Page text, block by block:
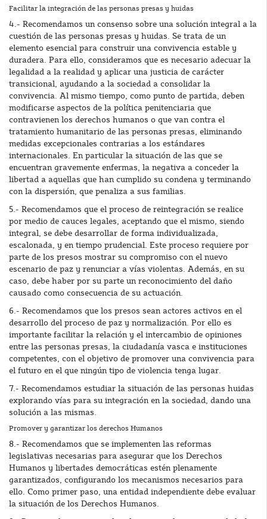
Facilitar la integración de las personas presas y huidas
4.- Recomendamos un consenso sobre una solución integral a la
cuestión de las personas presas y huidas. Se trata de un
elemento esencial para construir una convivencia estable y
duradera. Para ello, consideramos que es necesario adecuar la
legalidad a la realidad y aplicar una justicia de carácter
transicional, ayudando a la sociedad a consolidar la
convivencia. Al mismo tiempo, como punto de partida, deben
modificarse aspectos de la política penitenciaria que
contravienen los derechos humanos o que van contra el
tratamiento humanitario de las personas presas, eliminando
medidas excepcionales contrarias a los estándares
internacionales. En particular la situación de las que se
encuentran gravemente enfermas, la negativa a conceder la
libertad a aquellas que han cumplido su condena y terminando
con la dispersión, que penaliza a sus familias.
5.- Recomendamos que el proceso de reintegración se realice
por medio de cauces legales, aceptando que el mismo, siendo
integral, se debe desarrollar de forma individualizada,
escalonada, y en tiempo prudencial. Este proceso requiere por
parte de los presos mostrar su compromiso con el nuevo
escenario de paz y renunciar a vías violentas. Además, en su
caso, debe haber por su parte un reconocimiento del daño
causado como consecuencia de su actuación.
6.- Recomendamos que los presos sean actores activos en el
desarrollo del proceso de paz y normalización. Por ello es
importante facilitar la relación y el intercambio de opiniones
entre las personas presas, la ciudadanía vasca e instituciones
competentes, con el objetivo de promover una convivencia para
el futuro en el que ningún tipo de violencia tenga lugar.
7.- Recomendamos estudiar la situación de las personas huidas
explorando vías para su integración en la sociedad, dando una
solución a las mismas.
Promover y garantizar los derechos Humanos
8.- Recomendamos que se implementen las reformas
legislativas necesarias para asegurar que los Derechos
Humanos y libertades democráticas estén plenamente
garantizados, configurando los mecanismos necesarios para
ello. Como primer paso, una entidad independiente debe evaluar
la situación de los Derechos Humanos.